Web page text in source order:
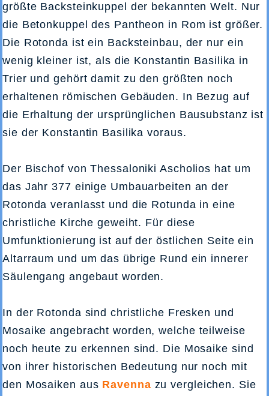
größte Backsteinkuppel der bekannten Welt. Nur
die Betonkuppel des Pantheon in Rom ist größer.
Die Rotonda ist ein Backsteinbau, der nur ein
wenig kleiner ist, als die Konstantin Basilika in
Trier und gehört damit zu den größten noch
erhaltenen römischen Gebäuden. In Bezug auf
die Erhaltung der ursprünglichen Bausubstanz ist
sie der Konstantin Basilika voraus.
Der Bischof von Thessaloniki Ascholios hat um
das Jahr 377 einige Umbauarbeiten an der
Rotonda veranlasst und die Rotunda in eine
christliche Kirche geweiht. Für diese
Umfunktionierung ist auf der östlichen Seite ein
Altarraum und um das übrige Rund ein innerer
Säulengang angebaut worden.
In der Rotonda sind christliche Fresken und
Mosaike angebracht worden, welche teilweise
noch heute zu erkennen sind. Die Mosaike sind
von ihrer historischen Bedeutung nur noch mit
den Mosaiken aus Ravenna zu vergleichen. Sie